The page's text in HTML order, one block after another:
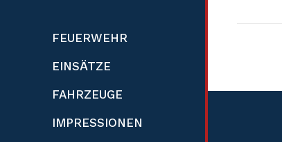
FEUERWEHR
EINSÄTZE
FAHR­ZEUGE
IMPRES­SIONEN